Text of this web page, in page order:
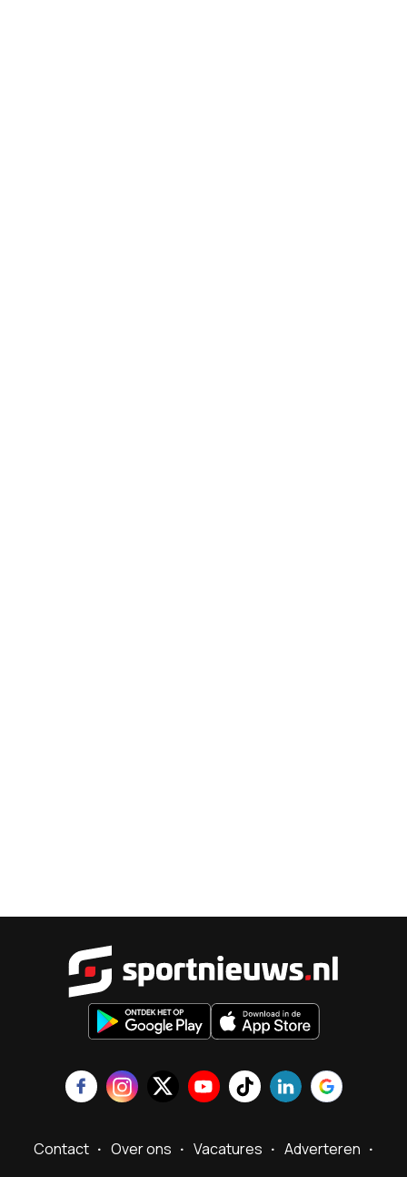
Contact Over ons Vacatures
Adverteren